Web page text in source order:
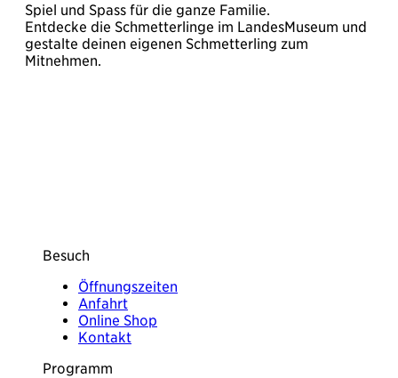
Spiel und Spass für die ganze Familie.
Entdecke die Schmetterlinge im LandesMuseum und
gestalte deinen eigenen Schmetterling zum
Mitnehmen.
Besuch
Öffnungszeiten
Anfahrt
Online Shop
Kontakt
Programm